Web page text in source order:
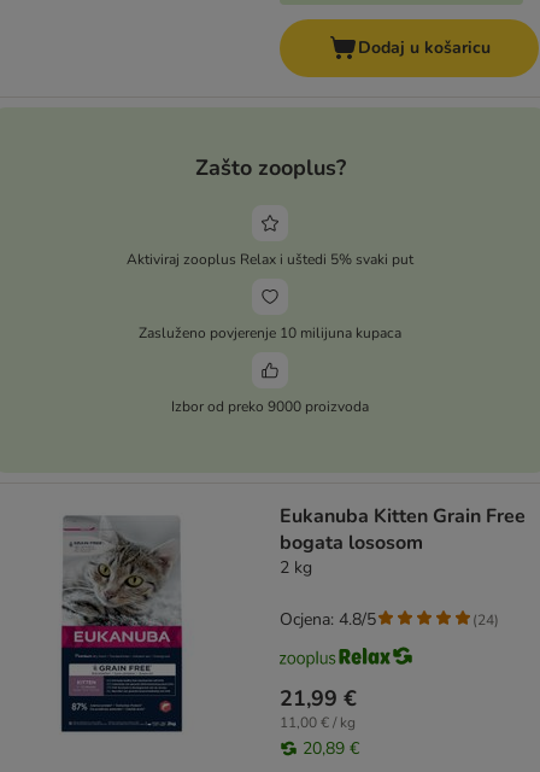
Dodaj u košaricu
Zašto zooplus?
Aktiviraj zooplus Relax i uštedi 5% svaki put
Zasluženo povjerenje 10 milijuna kupaca
Izbor od preko 9000 proizvoda
Eukanuba Kitten Grain Free
bogata lososom
2 kg
21,99 €
11,00 € / kg
20,89 €
Ocjena: 4.8/5 (24)